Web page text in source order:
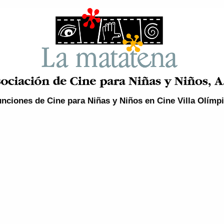
de Cine para Niñas y Niños en Cine Villa